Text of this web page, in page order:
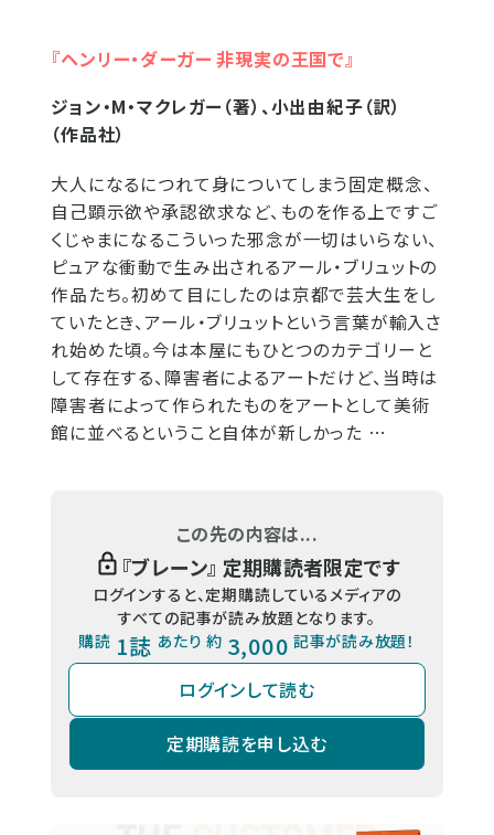
『ヘンリー・ダーガー 非現実の王国で』
ジョン・M・マクレガー（著）、小出由紀子（訳）
（作品社）
大人になるにつれて身についてしまう固定概念、
自己顕示欲や承認欲求など、ものを作る上ですご
くじゃまになるこういった邪念が一切はいらない、
ピュアな衝動で生み出されるアール・ブリュットの
作品たち。初めて目にしたのは京都で芸大生をし
ていたとき、アール・ブリュットという言葉が輸入さ
れ始めた頃。今は本屋にもひとつのカテゴリーと
して存在する、障害者によるアートだけど、当時は
障害者によって作られたものをアートとして美術
館に並べるということ自体が新しかった …
この先の内容は...
『ブレーン』 定期購読者限定です
ログインすると、定期購読しているメディアの
すべての記事が読み放題となります。
購読 1誌 あたり 約 3,000 記事が読み放題！
ログインして読む
定期購読を申し込む